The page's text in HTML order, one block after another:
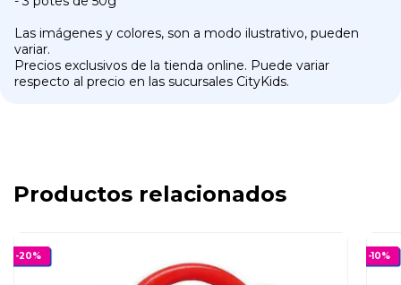
Las imágenes y colores, son a modo ilustrativo, pueden
variar.
Precios exclusivos de la tienda online. Puede variar
respecto al precio en las sucursales CityKids.
Productos relacionados
-20% -10%